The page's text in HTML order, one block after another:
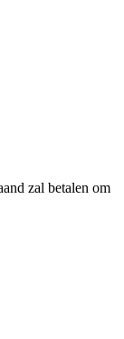
zal betalen om